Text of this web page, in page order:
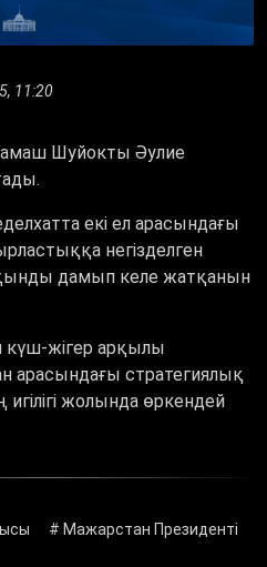
11:20
Шуйокты Әулие
екі ел арасындағы
негізделген
дамып келе жатқанын
күш-жігер арқылы
арасындағы стратегиялық
жолында өркендей
# Мажарстан Президенті